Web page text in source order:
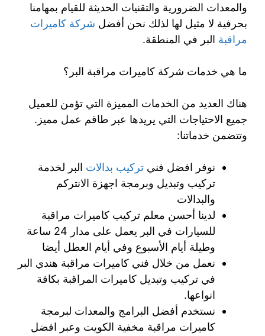
والمعدات الضرورية والتقنيات الحديثة للقيام بمهامنا
بحرفية لا مثيل لها لذلك نحن أفضل شركة كاميرات
مراقبة البر في المنطقة.
ما هي خدمات شركة كاميرات مراقبة البر؟
هناك العديد من الخدمات المميزة التي تؤمن للعميل
جميع الاحتياجات التي يريدها عبر طاقم عمل مميز.
وتتضمن خدماتنا:
نوفر افضل فني تركيب بدالات البر لخدمة
تركيب وتبديل وبرمجة اجهزة الانتركم
والبدالات
لدينا أحسن معلم تركيب كاميرات مراقبة
للسيارات في البر يعمل على مدار 24 ساعة
وطيلة أيام الأسبوع وفي أيام العطل أيضا
نعمل من خلال فني كاميرات مراقبة هندي البر
في تركيب وتبديل كاميرات المراقبة بكافة
انواعها.
نستخدم أفضل البرامج والمعدات لبرمجة
كاميرات مراقبة مخفية الكويت وعبر افضل